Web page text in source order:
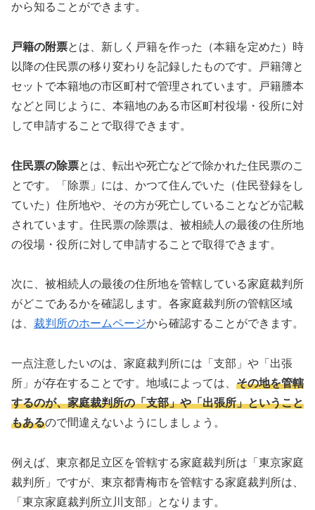
から知ることができます。
戸籍の附票とは、新しく戸籍を作った（本籍を定めた）時
以降の住民票の移り変わりを記録したものです。戸籍簿と
セットで本籍地の市区町村で管理されています。戸籍謄本
などと同じように、本籍地のある市区町村役場・役所に対
して申請することで取得できます。
住民票の除票とは、転出や死亡などで除かれた住民票のこ
とです。「除票」には、かつて住んでいた（住民登録をし
ていた）住所地や、その方が死亡していることなどが記載
されています。住民票の除票は、被相続人の最後の住所地
の役場・役所に対して申請することで取得できます。
次に、被相続人の最後の住所地を管轄している家庭裁判所
がどこであるかを確認します。各家庭裁判所の管轄区域
は、 裁判所のホームページから確認することができます。
一点注意したいのは、家庭裁判所には「支部」や「出張
所」が存在することです。地域によっては、 その地を管轄
するのが、家庭裁判所の「支部」や「出張所」ということ
もあるので間違えないようにしましょう。
例えば、東京都足立区を管轄する家庭裁判所は「東京家庭
裁判所」ですが、東京都青梅市を管轄する家庭裁判所は、
「東京家庭裁判所立川支部」となります。